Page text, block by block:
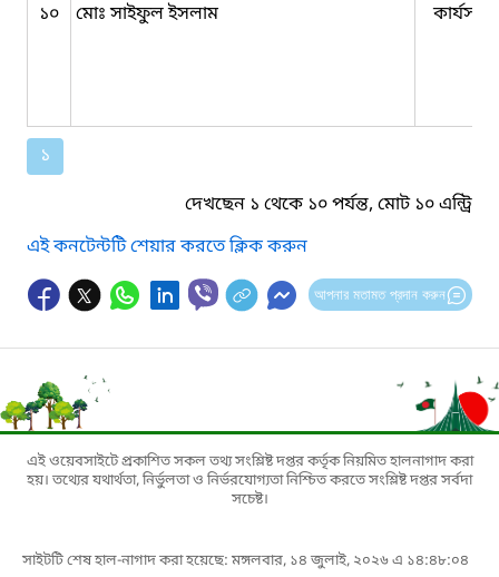
১০
মোঃ সাইফুল ইসলাম
১
দেখছেন ১ থেকে ১০ পর্যন্ত, মোট ১০ এন্ট্রি
এই কনটেন্টটি শেয়ার করতে ক্লিক করুন
আপনার মতামত প্রদান করুন
এই ওয়েবসাইটে প্রকাশিত সকল তথ্য সংশ্লিষ্ট দপ্তর কর্তৃক নিয়মিত হালনাগাদ করা
হয়। তথ্যের যথার্থতা, নির্ভুলতা ও নির্ভরযোগ্যতা নিশ্চিত করতে সংশ্লিষ্ট দপ্তর সর্বদা
সচেষ্ট।
সাইটটি শেষ হাল-নাগাদ করা হয়েছে: মঙ্গলবার, ১৪ জুলাই, ২০২৬ এ ১৪:৪৮:০৪